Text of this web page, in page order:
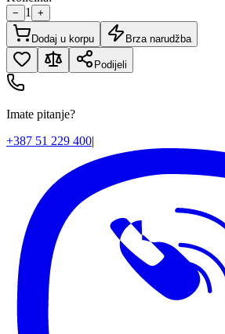
− 1 +
Dodaj u korpu Brza narudžba
Podijeli
Imate pitanje?
+387 51 229 400|